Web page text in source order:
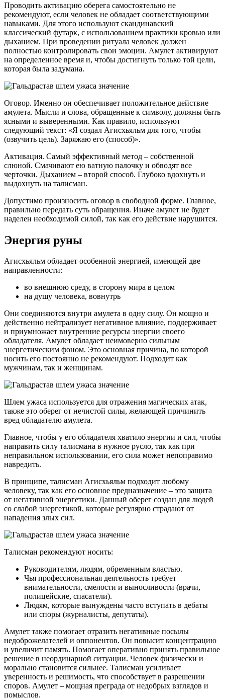
Проводить активацию оберега самостоятельно не
рекомендуют, если человек не обладает соответствующими
навыками. Для этого используют скандинавский
классический футарк, с использованием практики кровью или
дыханием. При проведении ритуала человек должен
полностью контролировать свои эмоции. Амулет активируют
на определенное время и, чтобы достигнуть только той цели,
которая была задумана.
Оговор. Именно он обеспечивает положительное действие
амулета. Мысли и слова, обращенные к символу, должны быть
ясными и выверенными. Как правило, используют
следующий текст: «Я создал Агисхьяльм для того, чтобы
(озвучить цель). Заряжаю его (способ)».
Активация. Самый эффективный метод – собственной
слюной. Смачивают ею ватную палочку и обводят все
черточки. Дыханием – второй способ. Глубоко вдохнуть и
выдохнуть на талисман.
Допустимо произносить оговор в свободной форме. Главное,
правильно передать суть обращения. Иначе амулет не будет
наделен необходимой силой, так как его действие нарушится.
Энергия руны
Агисхьяльм обладает особенной энергией, имеющей две
направленности:
во внешнюю среду, в сторону мира в целом
на душу человека, вовнутрь
Они соединяются внутри амулета в одну силу. Он мощно и
действенно нейтрализует негативное влияние, поддерживает
и приумножает внутренние ресурсы энергии своего
обладателя. Амулет обладает неимоверно сильным
энергетическим фоном. Это основная причина, по которой
носить его постоянно не рекомендуют. Подходит как
мужчинам, так и женщинам.
Шлем ужаса используется для отражения магических атак,
также это оберег от нечистой силы, желающей причинить
вред обладателю амулета.
Главное, чтобы у его обладателя хватило энергии и сил, чтобы
направить силу талисмана в нужное русло, так как при
неправильном использовании, его сила может непоправимо
навредить.
В принципе, талисман Агисхьяльм подходит любому
человеку, так как его основное предназначение – это защита
от негативной энергетики. Данный оберег создан для людей
со слабой энергетикой, которые регулярно страдают от
нападения злых сил.
Талисман рекомендуют носить:
Руководителям, людям, обременным властью.
Чья профессиональная деятельность требует
внимательности, смелости и выносливости (врачи,
полицейские, спасатели).
Людям, которые вынуждены часто вступать в дебаты
или споры (журналисты, депутаты).
Амулет также помогает отразить негативные посылы
недоброжелателей и оппонентов. Он повысит концентрацию
и увеличит память. Помогает оперативно принять правильное
решение в неординарной ситуации. Человек физически и
морально становится сильнее. Талисман усиливает
уверенность и решимость, что способствует в разрешении
споров. Амулет – мощная преграда от недобрых взглядов и
помыслов.